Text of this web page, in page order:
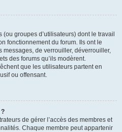
groupes d’utilisateurs) dont le travail
fonctionnement du forum. Ils ont le
de verrouiller, déverrouiller,
des forums qu’ils modèrent.
que les utilisateurs partent en
ou offensant.
?
de gérer l’accès des membres et
Chaque membre peut appartenir